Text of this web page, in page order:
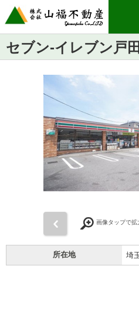
セブン-イレブン戸
画像タップで拡
所在地 埼